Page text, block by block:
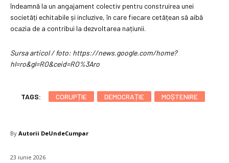
îndeamnă la un angajament colectiv pentru construirea unei
societăți echitabile și incluzive, în care fiecare cetățean să aibă
ocazia de a contribui la dezvoltarea națiunii.
Sursa articol / foto: https://news.google.com/home?
hl=ro&gl=RO&ceid=RO%3Aro
TAGS: CORUPȚIE DEMOCRAȚIE MOȘTENIRE
By Autorii DeUndeCumpar
23 iunie 2026